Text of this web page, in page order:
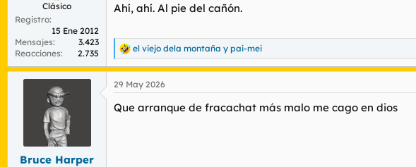
Clásico
Registro
15 Ene 2012
Mensajes
3.423
Reacciones
2.735
Ahí, ahí. Al pie del cañón.
R
e
a
c
i
el viejo dela montaña y pai-mei
Bruce Harper
29 May 2026
Que arranque de fracachat más malo me cago en dios